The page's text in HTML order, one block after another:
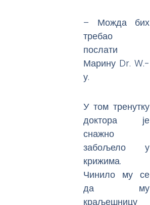
– Можда бих
требао
послати
Марину Dr. W.-
у.
У том тренутку
доктора је
снажно
забољело у
крижима.
Чинило му се
да му
краљешницу